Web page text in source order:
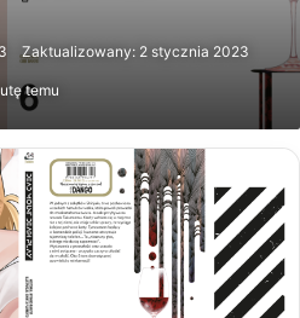
Zaktualizowany: 2 stycznia 2023
temu